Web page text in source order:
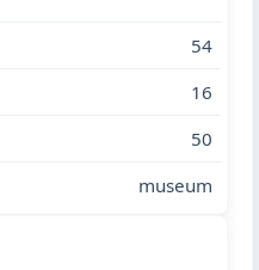
54
16
50
museum